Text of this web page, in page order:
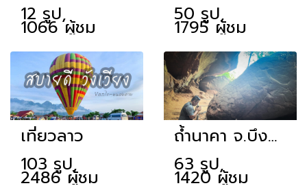
12 รูป,
1066 ผู้ชม
50 รูป,
1795 ผู้ชม
เที่ยวลาว
103 รูป,
2486 ผู้ชม
ถ้ำนาคา จ.บึงกาฬ
63 รูป,
1420 ผู้ชม